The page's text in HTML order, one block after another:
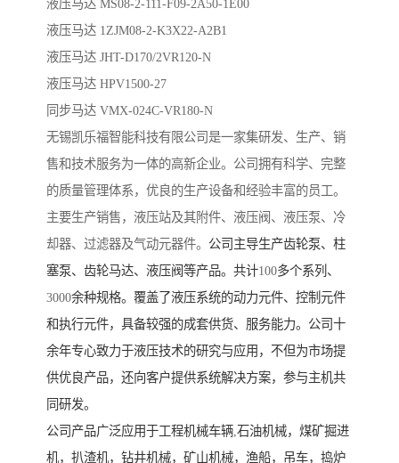
液压马达 MS08-2-111-F09-2A50-1E00
液压马达 1ZJM08-2-K3X22-A2B1
液压马达 JHT-D170/2VR120-N
液压马达 HPV1500-27
同步马达 VMX-024C-VR180-N
无锡凯乐福智能科技有限公司 是一家集研发、生产、销
售和技术服务为一体的高新企业。公司拥有科学、完整
的质量管理体系，优良的生产设备和经验丰富的员工。
主要生产销售，液压站及其附件、液压阀、液压泵、冷
却器、过滤器及气动元器件。 公司主导生产齿轮泵、柱
塞泵、齿轮马达、液压阀等产品。共计100多个系列、
3000余种规格。覆盖了液压系统的动力元件、控制元件
和执行元件，具备较强的成套供货、服务能力。公司十
余年专心致力于液压技术的研究与应用，不但为市场提
供优良产品，还向客户提供系统解决方案，参与主机共
同研发。
公司产品广泛应用于工程机械车辆,石油机械，煤矿掘进
机，扒渣机，钻井机械，矿山机械，渔船，吊车，捣炉